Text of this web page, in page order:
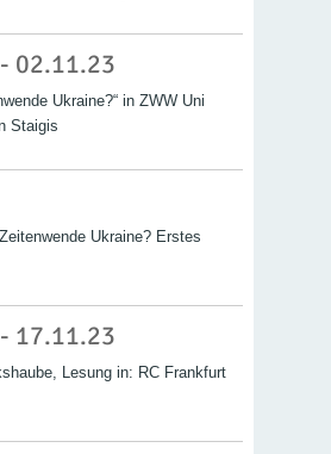
02.11.23
Ukraine?“ in ZWW Uni
Staigis
Ukraine? Erstes
17.11.23
Lesung in: RC Frankfurt